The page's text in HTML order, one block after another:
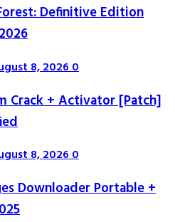
Definitive Edition
8, 20260
Crack + Activator [Patch]
8, 20260
Downloader Portable +